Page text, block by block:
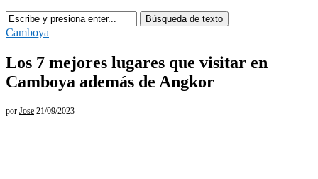
Camboya
Los 7 mejores lugares que visitar en
Camboya además de Angkor
por Jose 21/09/2023